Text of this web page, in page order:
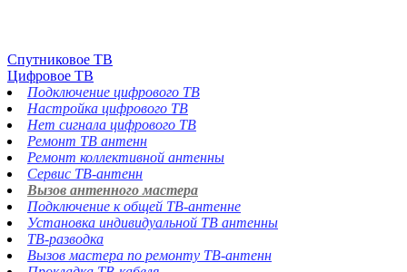
Спутниковое ТВ
Цифровое ТВ
Подключение цифрового ТВ
Настройка цифрового ТВ
Нет сигнала цифрового ТВ
Ремонт ТВ антенн
Ремонт коллективной антенны
Сервис ТВ-антенн
Вызов антенного мастера
Подключение к общей ТВ-антенне
Установка индивидуальной ТВ антенны
ТВ-разводка
Вызов мастера по ремонту ТВ-антенн